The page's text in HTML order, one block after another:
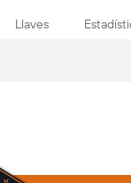
Llaves